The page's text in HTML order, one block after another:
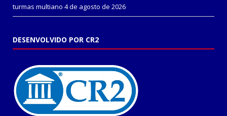
turmas multiano 4 de agosto de 2026
DESENVOLVIDO POR CR2